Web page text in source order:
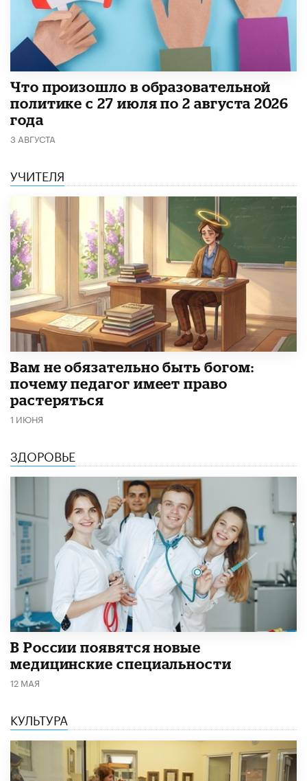
​Что произошло в образовательной
политике с 27 июля по 2 августа 2026
года
3 АВГУСТА
УЧИТЕЛЯ
​Вам не обязательно быть богом:
почему педагог имеет право
растеряться
1 ИЮНЯ
ЗДОРОВЬЕ
В России появятся новые
медицинские специальности
12 МАЯ
КУЛЬТУРА